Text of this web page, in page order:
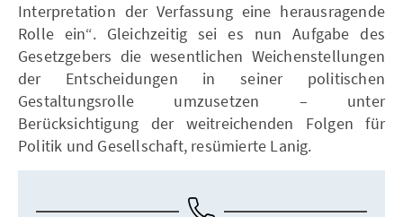
Interpretation der Verfassung eine herausragende
Rolle ein“. Gleichzeitig sei es nun Aufgabe des
Gesetzgebers die wesentlichen Weichenstellungen
der Entscheidungen in seiner politischen
Gestaltungsrolle umzusetzen – unter
Berücksichtigung der weitreichenden Folgen für
Politik und Gesellschaft, resümierte Lanig.